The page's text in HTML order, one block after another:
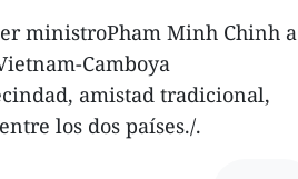
ministroPham Minh Chinh a
Camboya
amistad tradicional,
los dos países./.